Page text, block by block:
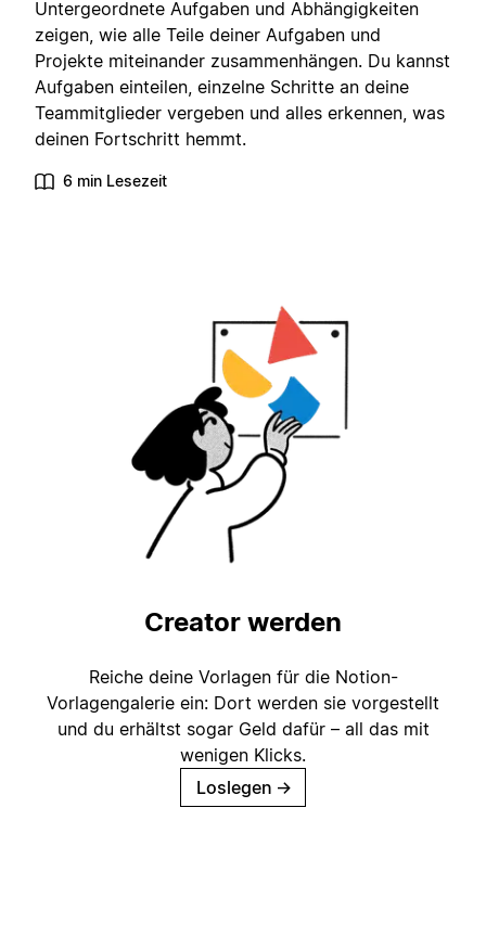
Untergeordnete Aufgaben und Abhängigkeiten
zeigen, wie alle Teile deiner Aufgaben und
Projekte miteinander zusammenhängen. Du kannst
Aufgaben einteilen, einzelne Schritte an deine
Teammitglieder vergeben und alles erkennen, was
deinen Fortschritt hemmt.
6 min Lesezeit
Creator werden
Reiche deine Vorlagen für die Notion-
Vorlagengalerie ein: Dort werden sie vorgestellt
und du erhältst sogar Geld dafür – all das mit
wenigen Klicks.
Loslegen →